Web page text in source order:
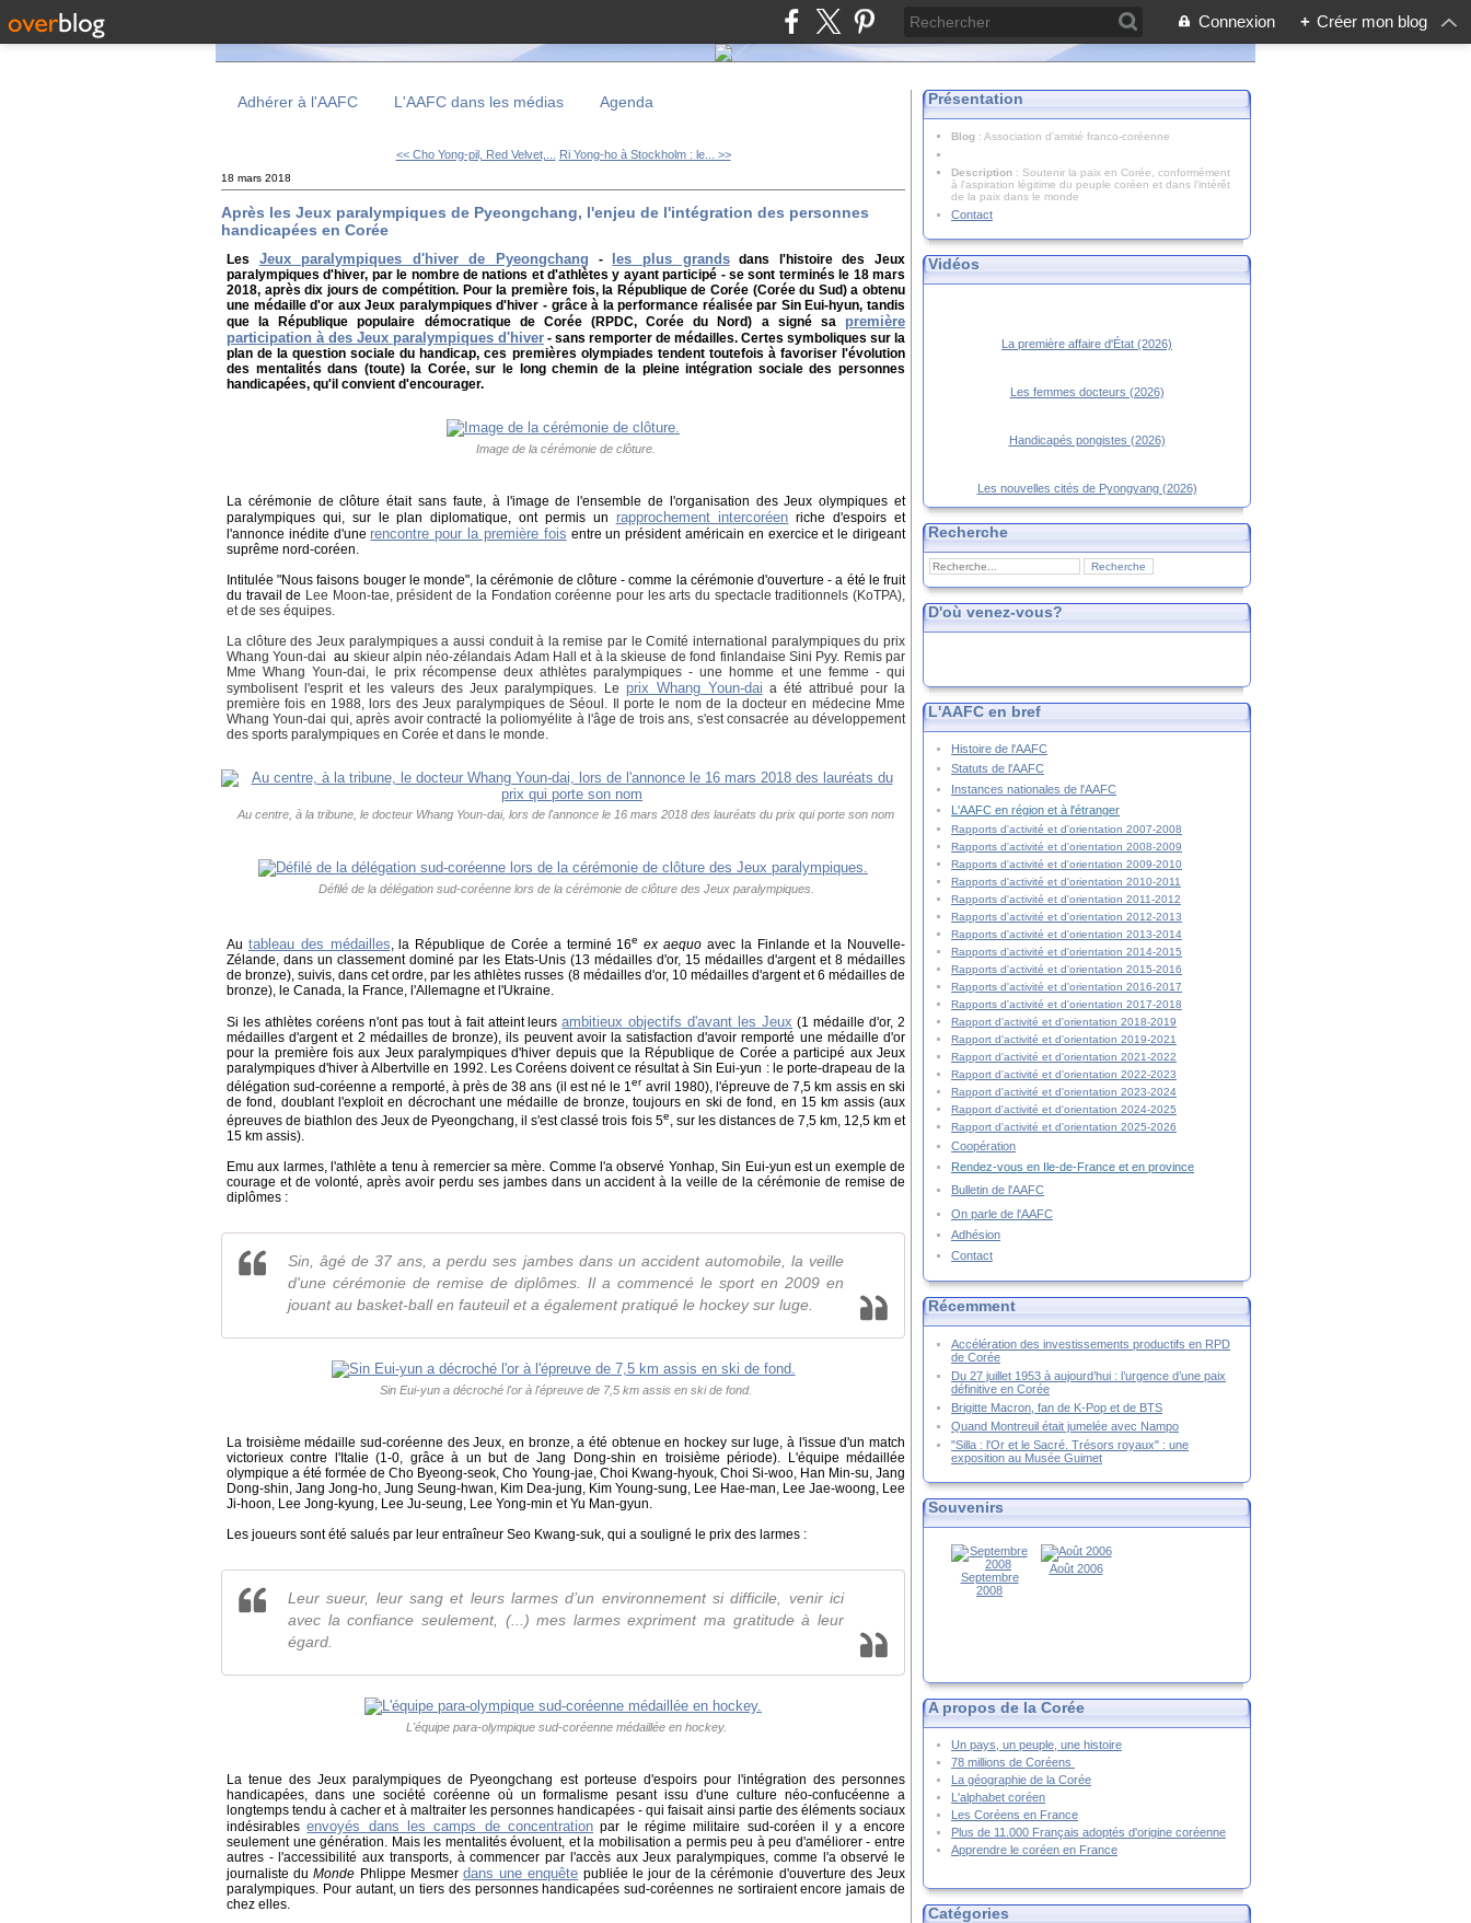
Connexion + Créer mon blog
Adhérer à l'AAFC L'AAFC dans les médias Agenda
<< Cho Yong-pil, Red Velvet,... Ri Yong-ho à Stockholm : le... >>
18 mars 2018
Après les Jeux paralympiques de Pyeongchang, l'enjeu de l'intégration des personnes
handicapées en Corée
Les Jeux paralympiques d'hiver de Pyeongchang - les plus grandsdans l'histoire des Jeux
paralympiques d'hiver, par le nombre de nations et d'athlètes y ayant participé - se sont terminés le 18 mars
2018, après dix jours de compétition. Pour la première fois, la République de Corée (Corée du Sud) a obtenu
une médaille d'or aux Jeux paralympiques d'hiver - grâce à la performance réalisée par Sin Eui-hyun, tandis
que la République populaire démocratique de Corée (RPDC, Corée du Nord) a signé sa première
participation à des Jeux paralympiques d'hiver - sans remporter de médailles. Certes symboliques sur la
plan de la question sociale du handicap, ces premières olympiades tendent toutefois à favoriser l'évolution
des mentalités dans (toute) la Corée, sur le long chemin de la pleine intégration sociale des personnes
handicapées, qu'il convient d'encourager.
Image de la cérémonie de clôture.
La cérémonie de clôture était sans faute, à l'image de l'ensemble de l'organisation des Jeux olympiques et
paralympiques qui, sur le plan diplomatique, ont permis un rapprochement intercoréen riche d'espoirs et
l'annonce inédite d'une rencontre pour la première fois entre un président américain en exercice et le dirigeant
suprême nord-coréen.
Intitulée "Nous faisons bouger le monde", la cérémonie de clôture - comme la cérémonie d'ouverture - a été le fruit
du travail de Lee Moon-tae, président de la Fondation coréenne pour les arts du spectacle traditionnels (KoTPA),
et de ses équipes.
La clôture des Jeux paralympiques a aussi conduit à la remise par le Comité international paralympiques du prix
Whang Youn-dai au skieur alpin néo-zélandais Adam Hall et à la skieuse de fond finlandaise Sini Pyy. Remis par
Mme Whang Youn-dai, le prix récompense deux athlètes paralympiques - une homme et une femme - qui
symbolisent l'esprit et les valeurs des Jeux paralympiques. Le prix Whang Youn-dai a été attribué pour la
première fois en 1988, lors des Jeux paralympiques de Séoul. Il porte le nom de la docteur en médecine Mme
Whang Youn-dai qui, après avoir contracté la poliomyélite à l'âge de trois ans, s'est consacrée au développement
des sports paralympiques en Corée et dans le monde.
Au centre, à la tribune, le docteur Whang Youn-dai, lors de l'annonce le 16 mars 2018 des lauréats du prix qui porte son nom
Défilé de la délégation sud-coréenne lors de la cérémonie de clôture des Jeux paralympiques.
Au tableau des médailles, la République de Corée a terminé 16e ex aequo avec la Finlande et la Nouvelle-
Zélande, dans un classement dominé par les Etats-Unis (13 médailles d'or, 15 médailles d'argent et 8 médailles
de bronze), suivis, dans cet ordre, par les athlètes russes (8 médailles d'or, 10 médailles d'argent et 6 médailles de
bronze), le Canada, la France, l'Allemagne et l'Ukraine.
Si les athlètes coréens n'ont pas tout à fait atteint leursambitieux objectifs d'avant les Jeux (1 médaille d'or, 2
médailles d'argent et 2 médailles de bronze), ils peuvent avoir la satisfaction d'avoir remporté une médaille d'or
pour la première fois aux Jeux paralympiques d'hiver depuis que la République de Corée a participé aux Jeux
paralympiques d'hiver à Albertville en 1992. Les Coréens doivent ce résultat à Sin Eui-yun : le porte-drapeau de la
délégation sud-coréenne a remporté, à près de 38 ans (il est né le 1er avril 1980), l'épreuve de 7,5 km assis en ski
de fond, doublant l'exploit en décrochant une médaille de bronze, toujours en ski de fond, en 15 km assis (aux
épreuves de biathlon des Jeux de Pyeongchang, il s'est classé trois fois 5e, sur les distances de 7,5 km, 12,5 km et
15 km assis).
Emu aux larmes, l'athlète a tenu à remercier sa mère. Comme l'a observé Yonhap, Sin Eui-yun est un exemple de
courage et de volonté, après avoir perdu ses jambes dans un accident à la veille de la cérémonie de remise de
diplômes :
Sin, âgé de 37 ans, a perdu ses jambes dans un accident automobile, la veille
d'une cérémonie de remise de diplômes. Il a commencé le sport en 2009 en
jouant au basket-ball en fauteuil et a également pratiqué le hockey sur luge.
Sin Eui-yun a décroché l'or à l'épreuve de 7,5 km assis en ski de fond.
La troisième médaille sud-coréenne des Jeux, en bronze, a été obtenue en hockey sur luge, à l'issue d'un match
victorieux contre l'Italie (1-0, grâce à un but de Jang Dong-shin en troisième période). L'équipe médaillée
olympique a été formée de Cho Byeong-seok, Cho Young-jae, Choi Kwang-hyouk, Choi Si-woo, Han Min-su, Jang
Dong-shin, Jang Jong-ho, Jung Seung-hwan, Kim Dea-jung, Kim Young-sung, Lee Hae-man, Lee Jae-woong, Lee
Ji-hoon, Lee Jong-kyung, Lee Ju-seung, Lee Yong-min et Yu Man-gyun.
Les joueurs sont été salués par leur entraîneur Seo Kwang-suk, qui a souligné le prix des larmes :
Leur sueur, leur sang et leurs larmes d’un environnement si difficile, venir ici
avec la confiance seulement, (...) mes larmes expriment ma gratitude à leur
égard.
L'équipe para-olympique sud-coréenne médaillée en hockey.
La tenue des Jeux paralympiques de Pyeongchang est porteuse d'espoirs pour l'intégration des personnes
handicapées, dans une société coréenne où un formalisme pesant issu d'une culture néo-confucéenne a
longtemps tendu à cacher et à maltraiter les personnes handicapées - qui faisait ainsi partie des éléments sociaux
indésirablesenvoyés dans les camps de concentration par le régime militaire sud-coréen il y a encore
seulement une génération. Mais les mentalités évoluent, et la mobilisation a permis peu à peu d'améliorer - entre
autres - l'accessibilité aux transports, à commencer par l'accès aux Jeux paralympiques, comme l'a observé le
journaliste duMonde Phlippe Mesmer dans une enquête publiée le jour de la cérémonie d'ouverture des Jeux
paralympiques. Pour autant, un tiers des personnes handicapées sud-coréennes ne sortiraient encore jamais de
chez elles.
Présentation
Blog : Association d'amitié franco-coréenne
Description : Soutenir la paix en Corée, conformément
à l'aspiration légitime du peuple coréen et dans l’intérêt
de la paix dans le monde
Contact
Vidéos
La première affaire d'État (2026)
Les femmes docteurs (2026)
Handicapés pongistes (2026)
Les nouvelles cités de Pyongyang (2026)
Recherche
D'où venez-vous?
L'AAFC en bref
Histoire de l'AAFC
Statuts de l'AAFC
Instances nationales de l'AAFC
L'AAFC en région et à l'étranger
Rapports d'activité et d'orientation 2007-2008
Rapports d'activité et d'orientation 2008-2009
Rapports d'activité et d'orientation 2009-2010
Rapports d'activité et d'orientation 2010-2011
Rapports d'activité et d'orientation 2011-2012
Rapports d'activité et d'orientation 2012-2013
Rapports d'activité et d'orientation 2013-2014
Rapports d'activité et d'orientation 2014-2015
Rapports d'activité et d'orientation 2015-2016
Rapports d'activité et d'orientation 2016-2017
Rapports d'activité et d'orientation 2017-2018
Rapport d'activité et d'orientation 2018-2019
Rapport d'activité et d'orientation 2019-2021
Rapport d'activité et d'orientation 2021-2022
Rapport d'activité et d'orientation 2022-2023
Rapport d'activité et d'orientation 2023-2024
Rapport d'activité et d'orientation 2024-2025
Rapport d'activité et d'orientation 2025-2026
Coopération
Rendez-vous en Ile-de-France et en province
Bulletin de l'AAFC
On parle de l'AAFC
Adhésion
Contact
Récemment
Accélération des investissements productifs en RPD
de Corée
Du 27 juillet 1953 à aujourd’hui : l’urgence d’une paix
définitive en Corée
Brigitte Macron, fan de K-Pop et de BTS
Quand Montreuil était jumelée avec Nampo
"Silla : l'Or et le Sacré. Trésors royaux" : une
exposition au Musée Guimet
Souvenirs
Septembre
2008
Août 2006
A propos de la Corée
Un pays, un peuple, une histoire
78 millions de Coréens
La géographie de la Corée
L'alphabet coréen
Les Coréens en France
Plus de 11.000 Français adoptés d'origine coréenne
Apprendre le coréen en France
Catégories